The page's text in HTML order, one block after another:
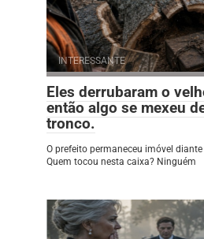
INTERESSANTE
Eles derrubaram o
então algo se mexeu
tronco.
O prefeito permaneceu imóvel
Quem tocou nesta caixa? Ninguém